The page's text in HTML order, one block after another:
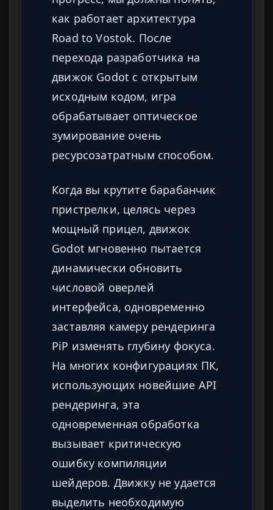
как работает архитектура
Road to Vostok. После
перехода разработчика на
движок Godot с открытым
исходным кодом, игра
обрабатывает оптическое
зумирование очень
ресурсозатратным способом.
Когда вы крутите барабанчик
пристрелки, целясь через
мощный прицел, движок
Godot мгновенно пытается
динамически обновить
числовой оверлей
интерфейса, одновременно
заставляя камеру рендеринга
PiP изменять глубину фокуса.
На многих конфигурациях ПК,
использующих новейшие API
рендеринга, эта
одновременная обработка
вызывает критическую
ошибку компиляции
шейдеров. Движку не удается
выделить необходимую